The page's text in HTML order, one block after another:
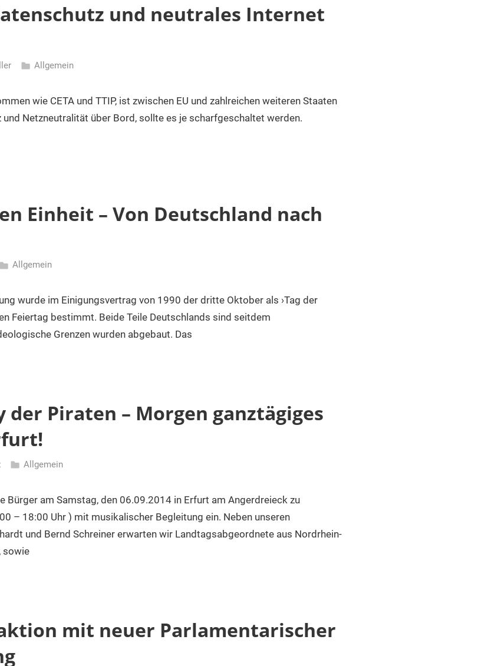
und neutrales Internet
Allgemein
wie CETA und TTIP, ist zwischen EU und zahlreichen weiteren Staaten
Netzneutralität über Bord, sollte es je scharfgeschaltet werden.
Einheit – Von Deutschland nach
Allgemein
wurde im Einigungsvertrag von 1990 der dritte Oktober als ›Tag der
Feiertag bestimmt. Beide Teile Deutschlands sind seitdem
Grenzen wurden abgebaut. Das
Piraten – Morgen ganztägiges
Allgemein
Bürger am Samstag, den 06.09.2014 in Erfurt am Angerdreieck zu
– 18:00 Uhr ) mit musikalischer Begleitung ein. Neben unseren
und Bernd Schreiner erwarten wir Landtagsabgeordnete aus Nordrhein-
sowie
mit neuer Parlamentarischer